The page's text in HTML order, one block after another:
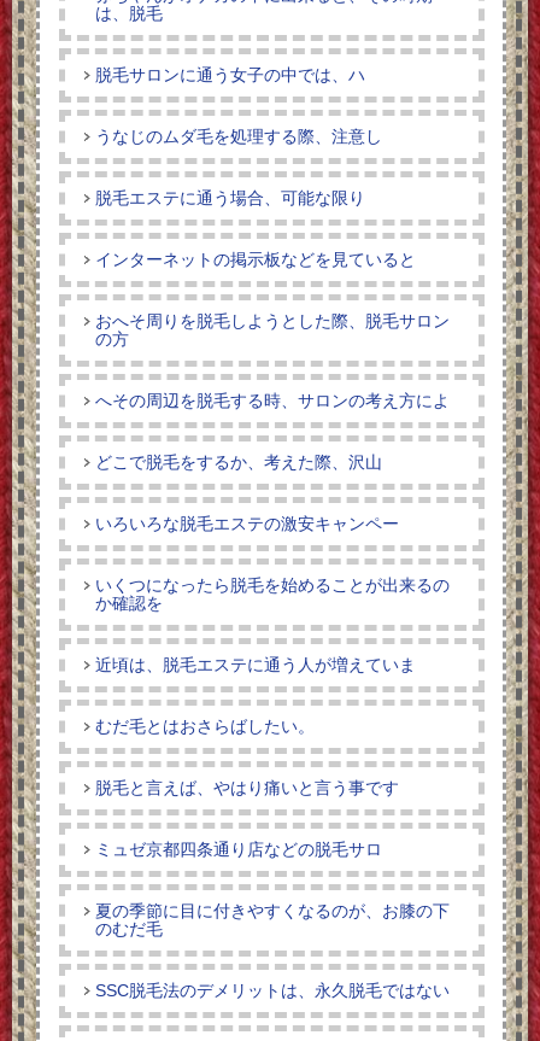
は、脱毛
脱毛サロンに通う女子の中では、ハ
うなじのムダ毛を処理する際、注意し
脱毛エステに通う場合、可能な限り
インターネットの掲示板などを見ていると
おへそ周りを脱毛しようとした際、脱毛サロン
の方
へその周辺を脱毛する時、サロンの考え方によ
どこで脱毛をするか、考えた際、沢山
いろいろな脱毛エステの激安キャンペー
いくつになったら脱毛を始めることが出来るの
か確認を
近頃は、脱毛エステに通う人が増えていま
むだ毛とはおさらばしたい。
脱毛と言えば、やはり痛いと言う事です
ミュゼ京都四条通り店などの脱毛サロ
夏の季節に目に付きやすくなるのが、お膝の下
のむだ毛
SSC脱毛法のデメリットは、永久脱毛ではない